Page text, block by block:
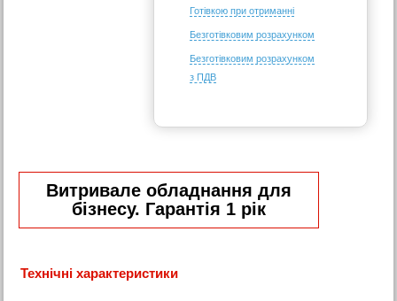
Готівкою при отриманні
Безготівковим розрахунком
Безготівковим розрахунком
з ПДВ
Витривале обладнання для
бізнесу. Гарантія 1 рік
Технічні характеристики